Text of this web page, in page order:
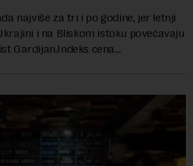
najviše za tri i po godine, jer letnji
i na Bliskom istoku povećavaju
Gardijan.Indeks cena